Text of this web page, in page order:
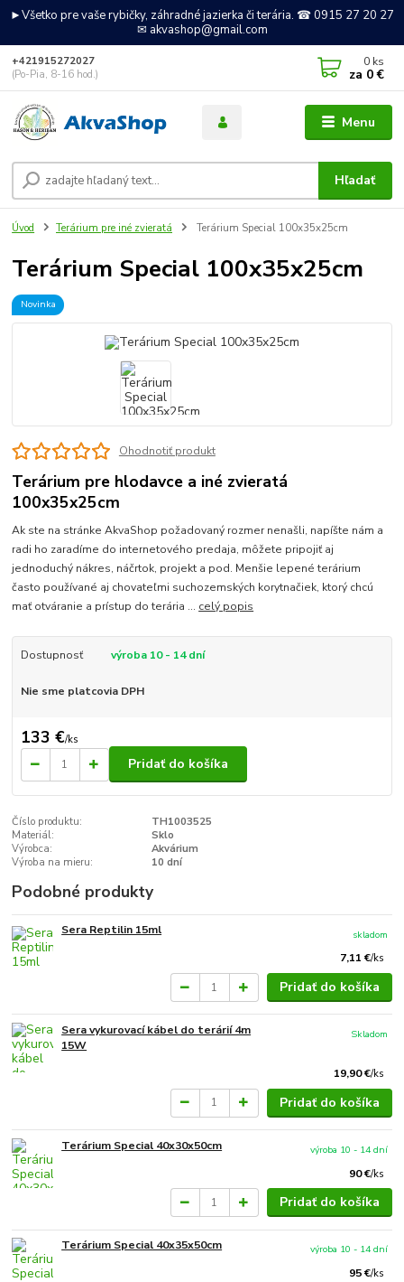
►Všetko pre vaše rybičky, záhradné jazierka či terária. ☎ 0915 27 20 27
✉ akvashop@gmail.com
Menu
Hľadať
+421915272027
(Po-Pia, 8-16 hod.)
0 ks
za 0 €
Úvod Terárium pre iné zvieratá Terárium Special 100x35x25cm
Terárium Special 100x35x25cm
Novinka
Ohodnotiť produkt
Terárium pre hlodavce a iné zvieratá
100x35x25cm
Ak ste na stránke AkvaShop požadovaný rozmer nenašli, napíšte nám a
radi ho zaradíme do internetového predaja, môžete pripojiť aj
jednoduchý nákres, náčrtok, projekt a pod. Menšie lepené terárium
často používané aj chovateľmi suchozemských korytnačiek, ktorý chcú
mať otváranie a prístup do terária ... celý popis
Dostupnosť výroba 10 - 14 dní
Nie sme platcovia DPH
133 €/ks
Pridať do košíka
Číslo produktu:
TH1003525
Materiál:
Sklo
Výrobca:
Akvárium
Výroba na mieru:
10 dní
Podobné produkty
Sera Reptilin 15ml
7,11 €/ks
skladom
Pridať do košíka
Sera vykurovací kábel do terárií 4m
15W
19,90 €/ks
Skladom
Pridať do košíka
Terárium Special 40x30x50cm
90 €/ks
výroba 10 - 14 dní
Pridať do košíka
Terárium Special 40x35x50cm
95 €/ks
výroba 10 - 14 dní